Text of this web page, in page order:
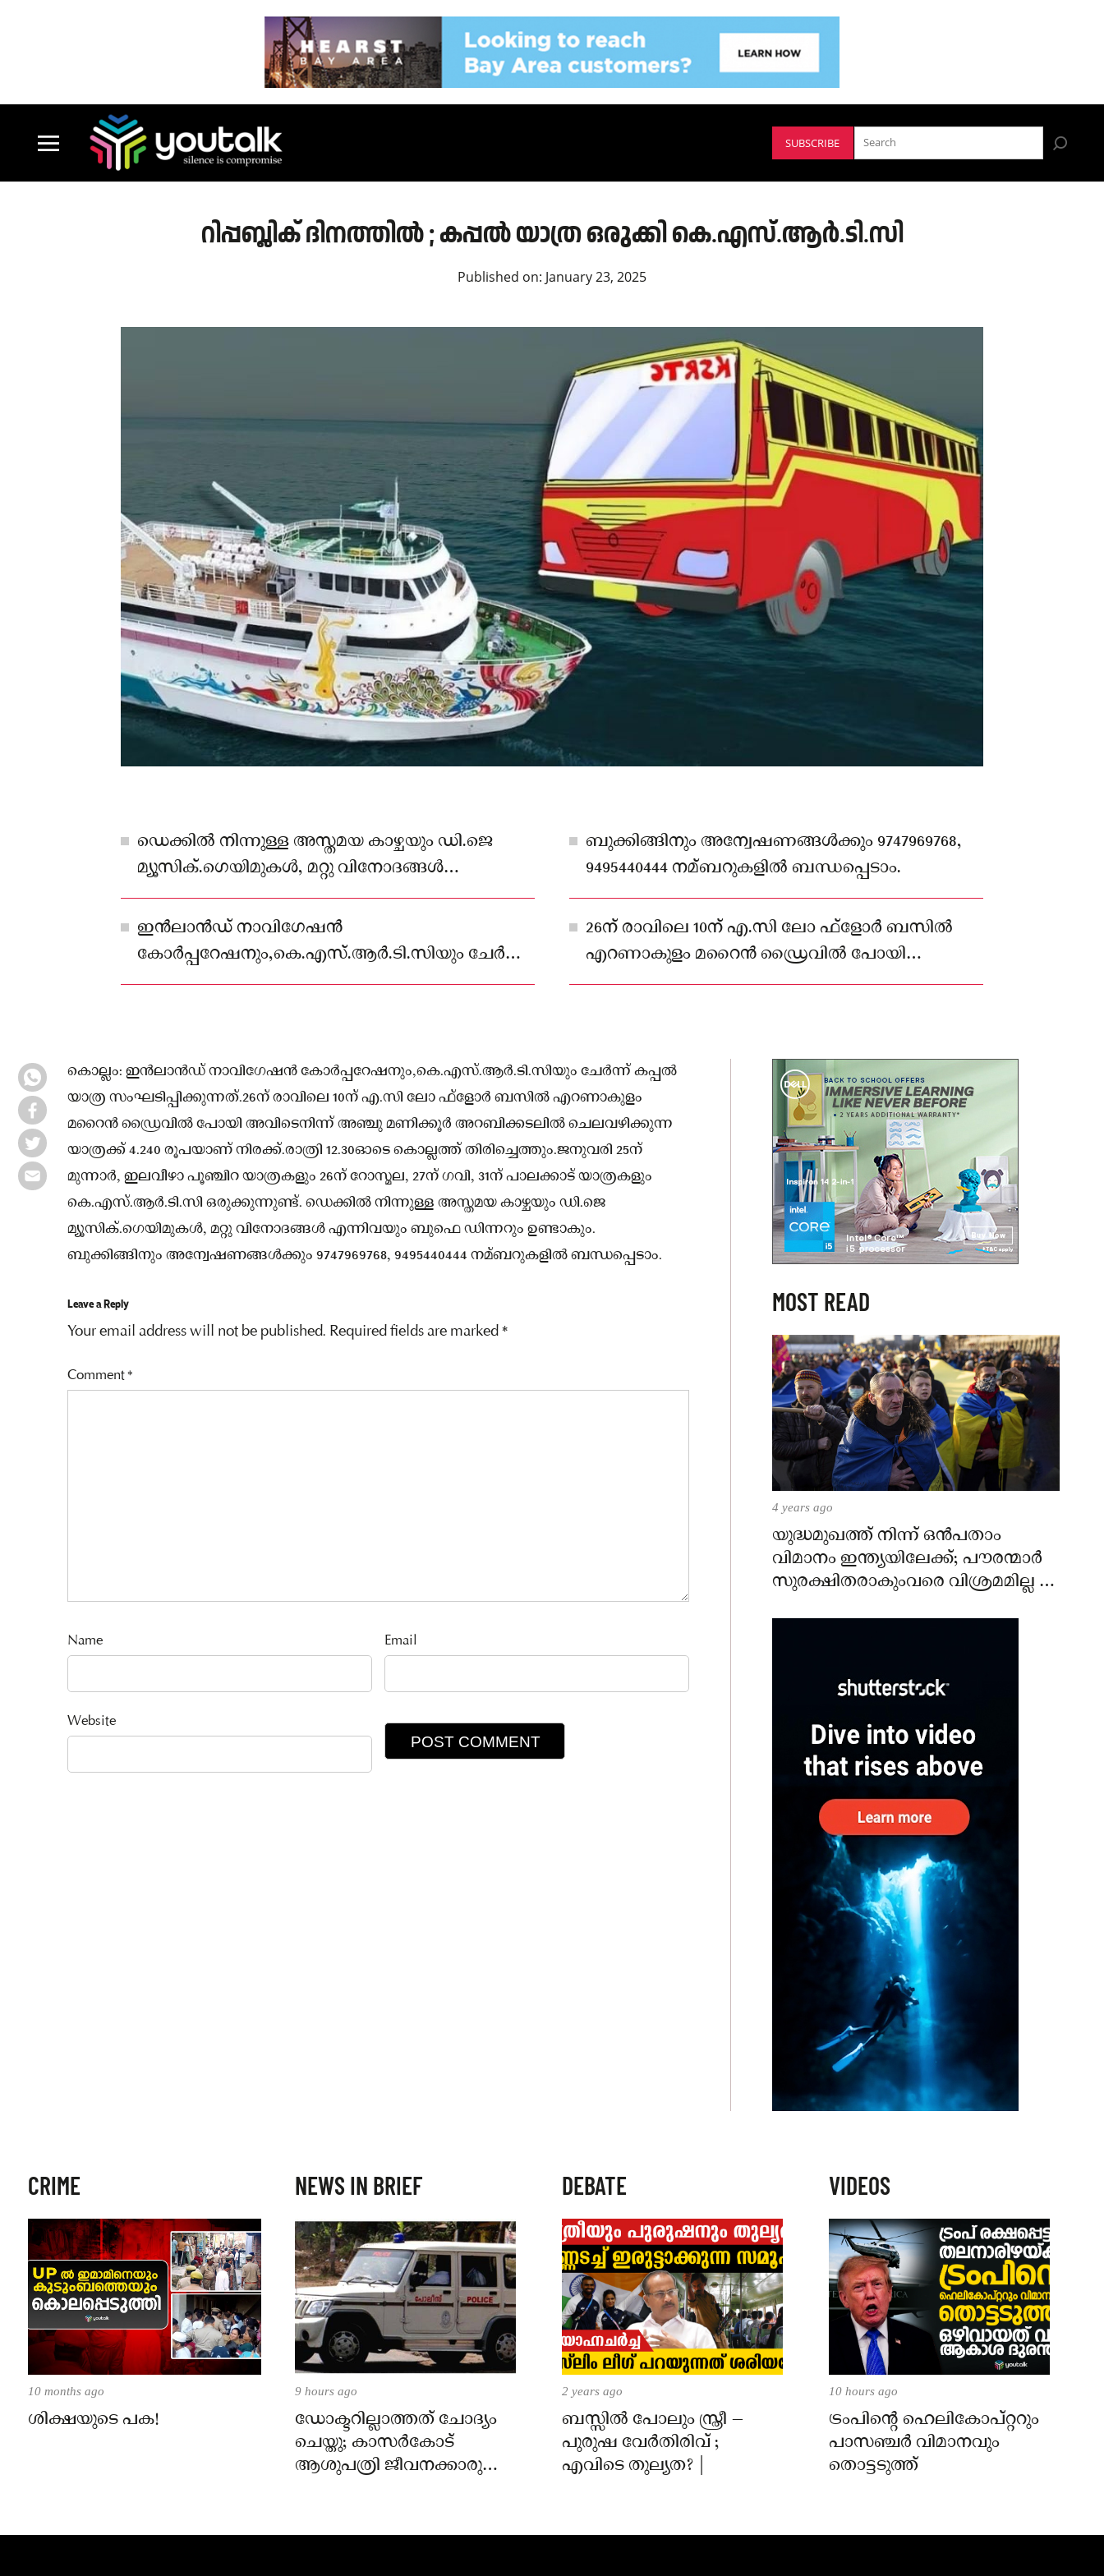
SUBSCRIBE
റിപ്പബ്ലിക് ദിനത്തിൽ ; കപ്പൽ യാത്ര ഒരുക്കി കെ.എസ്.ആർ.ടി.സി
Published on: January 23, 2025
ഡെക്കിൽ നിന്നുള്ള അസ്തമയ കാഴ്ചയും ഡി.ജെ
മ്യൂസിക്.ഗെയിമുകൾ, മറ്റു വിനോദങ്ങൾ
എന്നിവയും ബുഫെ ഡിന്നറും ഉണ്ടാകും
ബുക്കിങ്ങിനും അന്വേഷണങ്ങൾക്കും 9747969768,
9495440444 നമ്ബറുകളിൽ ബന്ധപ്പെടാം.
ഇൻലാൻഡ് നാവിഗേഷൻ
കോർപ്പറേഷനും,കെ.എസ്.ആർ.ടി.സിയും ചേർന്ന്
കപ്പൽ യാത്ര സംഘടിപ്പിക്കുന്നത്
26ന് രാവിലെ 10ന് എ.സി ലോ ഫ്ളോർ ബസിൽ
എറണാകുളം മറൈൻ ഡ്രൈവിൽ പോയി
അവിടെനിന്ന് അഞ്ചു മണിക്കൂർ അറബിക്കടലിൽ
കൊല്ലം: ഇൻലാൻഡ് നാവിഗേഷൻ കോർപ്പറേഷനും,കെ.എസ്.ആർ.ടി.സിയും ചേർന്ന് കപ്പൽ
യാത്ര സംഘടിപ്പിക്കുന്നത്.26ന് രാവിലെ 10ന് എ.സി ലോ ഫ്ളോർ ബസിൽ എറണാകുളം
മറൈൻ ഡ്രൈവിൽ പോയി അവിടെനിന്ന് അഞ്ചു മണിക്കൂർ അറബിക്കടലിൽ ചെലവഴിക്കുന്ന
യാത്രക്ക് 4.240 രൂപയാണ് നിരക്ക്.രാത്രി 12.30ഓടെ കൊല്ലത്ത് തിരിച്ചെത്തും.ജനുവരി 25ന്
മുന്നാർ, ഇലവീഴാ പൂഞ്ചിറ യാത്രകളും 26ന് റോസ്മല, 27ന് ഗവി, 31ന് പാലക്കാട് യാത്രകളും
കെ.എസ്.ആർ.ടി.സി ഒരുക്കുന്നുണ്ട്. ഡെക്കിൽ നിന്നുള്ള അസ്തമയ കാഴ്ചയും ഡി.ജെ
മ്യൂസിക്.ഗെയിമുകൾ, മറ്റു വിനോദങ്ങൾ എന്നിവയും ബുഫെ ഡിന്നറും ഉണ്ടാകും.
ബുക്കിങ്ങിനും അന്വേഷണങ്ങൾക്കും 9747969768, 9495440444 നമ്ബറുകളിൽ ബന്ധപ്പെടാം.
Leave a Reply
Your email address will not be published. Required fields are marked*
Comment*
Name Email
Website
MOST READ
4 years ago
യുദ്ധമുഖത്ത് നിന്ന് ഒൻപതാം
വിമാനം ഇന്ത്യയിലേക്ക്; പൗരന്മാർ
സുരക്ഷിതരാകുംവരെ വിശ്രമമില്ല –
CRIME
10 months ago
ശിക്ഷയുടെ പക!
NEWS IN BRIEF
9 hours ago
ഡോക്ടറില്ലാത്തത് ചോദ്യം
ചെയ്തു; കാസർകോട്
ആശുപത്രി ജീവനക്കാരുടെ
DEBATE
2 years ago
ബസ്സിൽ പോലും സ്ത്രീ –
പുരുഷ വേർതിരിവ് ;
എവിടെ തുല്യത? |
VIDEOS
10 hours ago
ട്രംപിന്റെ ഹെലികോപ്റ്ററും
പാസഞ്ചര്‍ വിമാനവും
തൊട്ടടുത്ത്